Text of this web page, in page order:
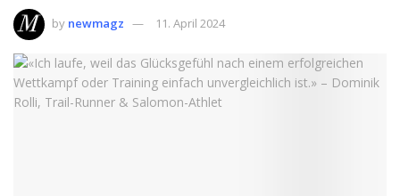
by newmagz 11. April 2024